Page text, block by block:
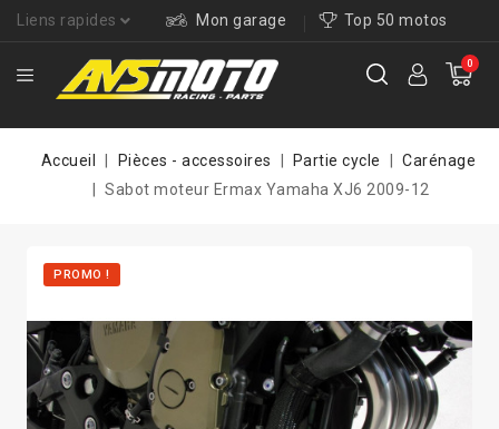
Liens rapides Mon garage Top 50 motos
0
Accueil Pièces - accessoires Partie cycle
Carénage
Sabot moteur Ermax Yamaha XJ6 2009-12
PROMO !